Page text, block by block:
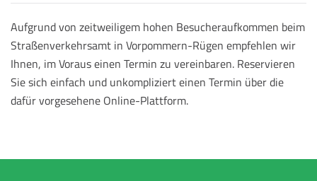
Aufgrund von zeitweiligem hohen Besucheraufkommen beim
Straßenverkehrsamt in Vorpommern-Rügen empfehlen wir
Ihnen, im Voraus einen Termin zu vereinbaren. Reservieren
Sie sich einfach und unkompliziert einen Termin über die
dafür vorgesehene Online-Plattform.